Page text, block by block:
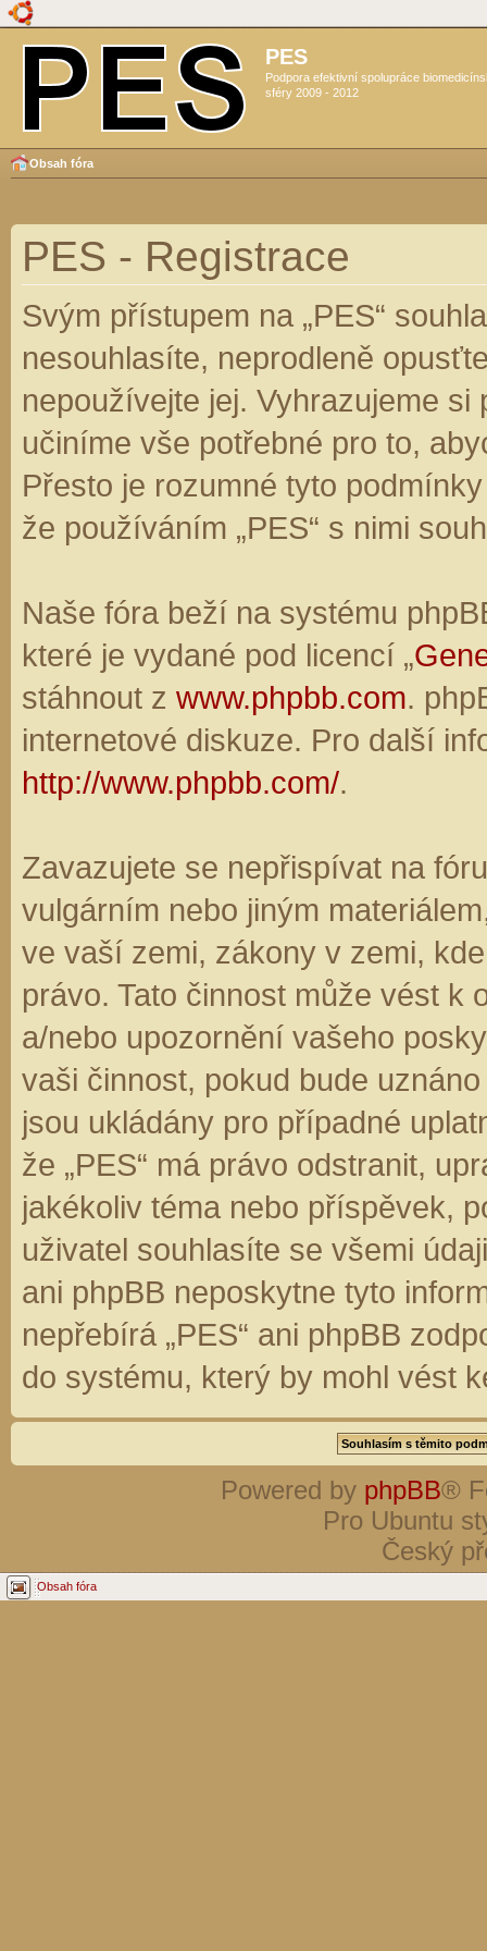
PES
Podpora efektivní spolupráce
sféry 2009 - 2012
Obsah fóra
PES - Registrace
Svým přístupem na „PES“
nesouhlasíte, neprodleně
nepoužívejte jej. Vyhrazujeme
učiníme vše potřebné pro to,
Přesto je rozumné tyto
že používáním „PES“ s nimi
Naše fóra beží na systému
které je vydané pod licencí „
stáhnout z www.phpbb.com.
internetové diskuze. Pro další
http://www.phpbb.com/.
Zavazujete se nepřispívat na
vulgárním nebo jiným
ve vaší zemi, zákony v zemi,
právo. Tato činnost může vést k
a/nebo upozornění vašeho
vaši činnost, pokud bude
jsou ukládány pro případné
že „PES“ má právo odstranit,
jakékoliv téma nebo příspěvek,
uživatel souhlasíte se všemi
ani phpBB neposkytne tyto
nepřebírá „PES“ ani phpBB
do systému, který by mohl vést
Powered by phpBB®
Pro Ubuntu
Český
Obsah fóra